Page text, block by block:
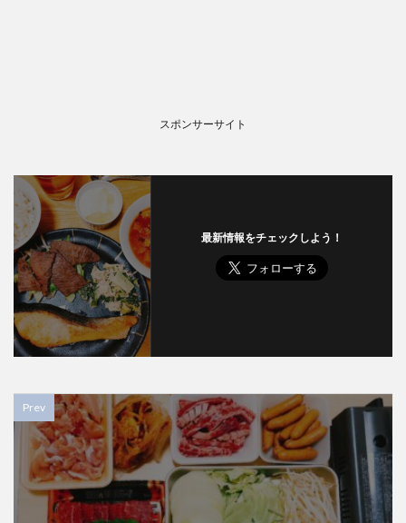
スポンサーサイト
最新情報をチェックしよう！
Prev